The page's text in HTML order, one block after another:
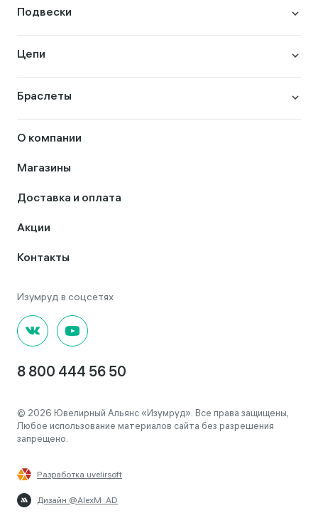
Подвески
Цепи
Браслеты
О компании
Магазины
Доставка и оплата
Акции
Контакты
8 800 444 56 50
© 2026 Ювелирный Альянс «Изумруд». Все права защищены,
Любое использование материалов сайта без разрешения
запрещено.
Разработка uvelirsoft
Дизайн @AlexM_AD